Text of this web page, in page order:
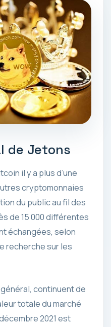
de Jetons
il y a plus d’une
cryptomonnaies
du public au fil des
de 15 000 différentes
échangées, selon
recherche sur les
continuent de
totale du marché
2021 est